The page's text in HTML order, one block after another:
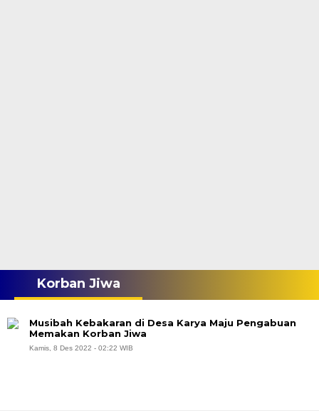
Korban Jiwa
Musibah Kebakaran di Desa Karya Maju Pengabuan
Memakan Korban Jiwa
Kamis, 8 Des 2022 - 02:22 WIB